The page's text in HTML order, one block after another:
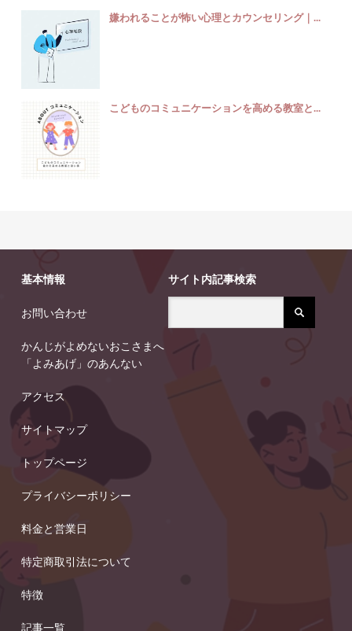
嫌われることが怖い心理とカウンセリング｜...
こどものコミュニケーションを高める教室と...
基本情報
お問い合わせ
かんじがよめないおこさまへ
「よみあげ」のあんない
アクセス
サイトマップ
トップページ
プライバシーポリシー
料金と営業日
特定商取引法について
特徴
記事一覧
サイト内記事検索